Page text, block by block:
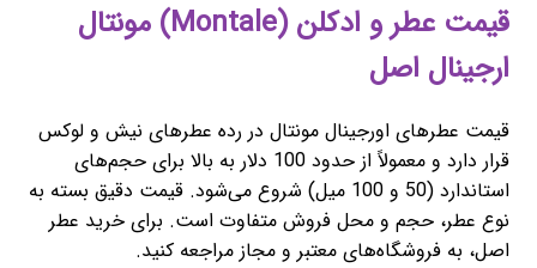
قیمت عطر و ادکلن (Montale) مونتال
ارجینال اصل
قیمت عطرهای اورجینال مونتال در رده عطرهای نیش و لوکس
قرار دارد و معمولاً از حدود 100 دلار به بالا برای حجم‌های
استاندارد (50 و 100 میل) شروع می‌شود. قیمت دقیق بسته به
نوع عطر، حجم و محل فروش متفاوت است. برای خرید عطر
اصل، به فروشگاه‌های معتبر و مجاز مراجعه کنید.